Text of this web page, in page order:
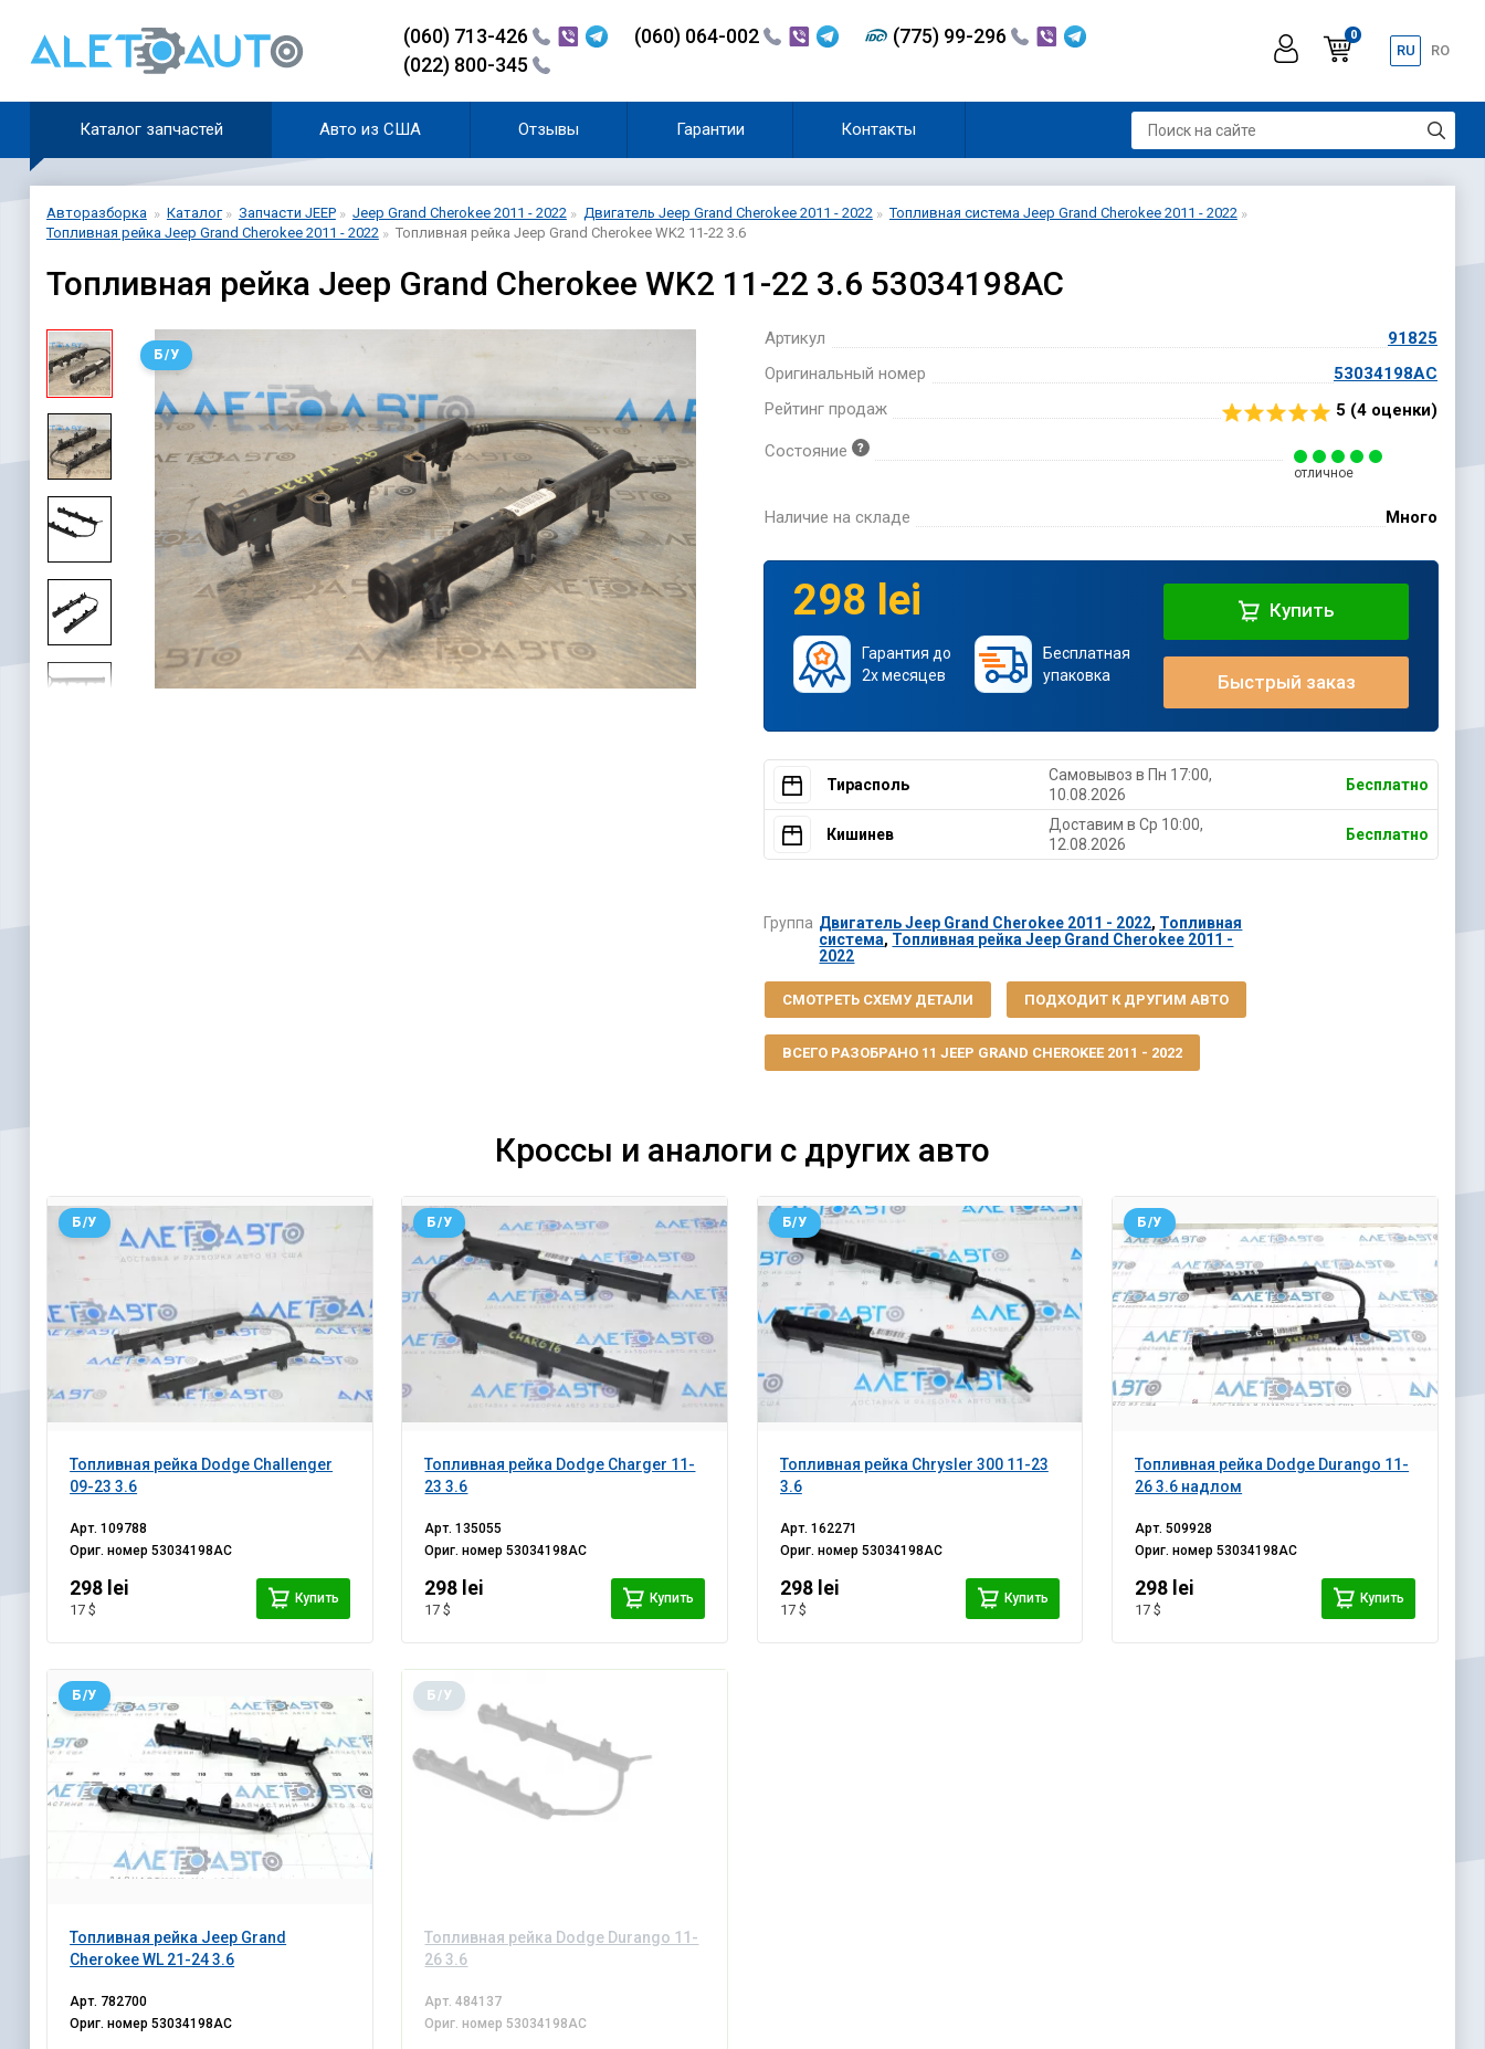
(060) 713-426 (060) 064-002
(775) 99-296
(022) 800-345
0
RU RO
Каталог запчастей Авто из США Отзывы Гарантии Контакты
Авторазборка Каталог Запчасти JEEP Jeep Grand Cherokee 2011 - 2022 Двигатель Jeep Grand Cherokee 2011 - 2022
Топливная система Jeep Grand Cherokee 2011 - 2022
Топливная рейка Jeep Grand Cherokee 2011 - 2022
Топливная рейка Jeep Grand Cherokee WK2 11-22 3.6
Топливная рейка Jeep Grand Cherokee WK2 11-22 3.6 53034198AC
Б/У
Артикул
91825
Оригинальный номер
53034198AC
Рейтинг продаж
5 (4 оценки)
Состояние
отличное
Наличие на складе Много
298 lei
Гарантия до
2х месяцев
Бесплатная
упаковка
Купить
Быстрый заказ
Тирасполь
Самовывоз в Пн 17:00,
10.08.2026
Бесплатно
Кишинев
Доставим в Ср 10:00,
12.08.2026
Бесплатно
Группа Двигатель Jeep Grand Cherokee 2011 - 2022, Топливная
система, Топливная рейка Jeep Grand Cherokee 2011 -
2022
СМОТРЕТЬ СХЕМУ ДЕТАЛИ ПОДХОДИТ К ДРУГИМ АВТО
ВСЕГО РАЗОБРАНО 11 JEEP GRAND CHEROKEE 2011 - 2022
Кроссы и аналоги с других авто
Топливная рейка Dodge Challenger
09-23 3.6
Б/У
Арт.109788
Ориг. номер53034198AC
298 lei
17 $
Купить
Топливная рейка Dodge Charger 11-
23 3.6
Б/У
Арт.135055
Ориг. номер53034198AC
298 lei
17 $
Купить
Топливная рейка Chrysler 300 11-23
3.6
Б/У
Арт. 162271
Ориг. номер 53034198AC
298 lei
17 $
Купить
Топливная рейка Dodge Durango 11-
26 3.6 надлом
Б/У
Арт.509928
Ориг. номер53034198AC
298 lei
17 $
Купить
Топливная рейка Jeep Grand
Cherokee WL 21-24 3.6
Б/У
Арт. 782700
Ориг. номер53034198AC
Топливная рейка Dodge Durango 11-
26 3.6
Б/У
Арт.484137
Ориг. номер 53034198AC